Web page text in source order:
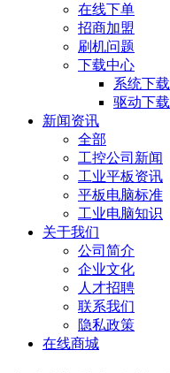
在线下单
招商加盟
刷机问题
下载中心
系统下载
驱动下载
新闻资讯
全部
工控公司新闻
工业平板资讯
平板电脑标准
工业电脑知识
关于我们
公司简介
企业文化
人才招聘
联系我们
隐私政策
在线商城